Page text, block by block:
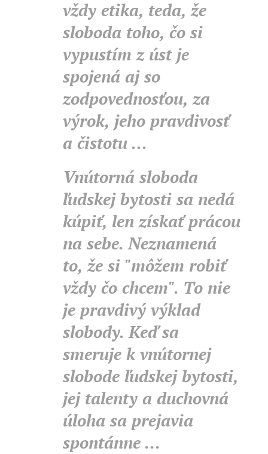
vždy etika, teda, že
sloboda toho, čo si
vypustím z úst je
spojená aj so
zodpovednosťou, za
výrok, jeho pravdivosť
a čistotu ...
Vnútorná sloboda
ľudskej bytosti sa nedá
kúpiť, len získať prácou
na sebe. Neznamená
to, že si "môžem robiť
vždy čo chcem". To nie
je pravdivý výklad
slobody. Keď sa
smeruje k vnútornej
slobode ľudskej bytosti,
jej talenty a duchovná
úloha sa prejavia
spontánne ...